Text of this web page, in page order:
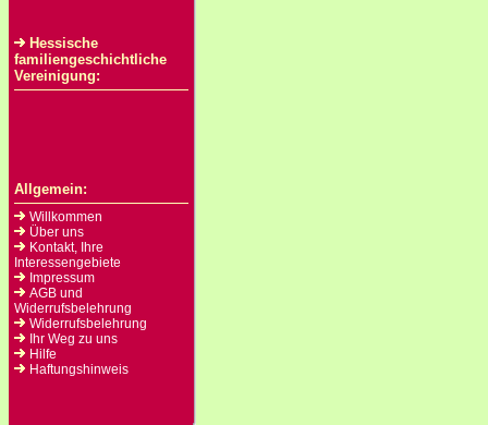
Hessische
familiengeschichtliche
Vereinigung:
Allgemein:
Willkommen
Über uns
Kontakt, Ihre
Interessengebiete
Impressum
AGB und
Widerrufsbelehrung
Widerrufsbelehrung
Ihr Weg zu uns
Hilfe
Haftungshinweis